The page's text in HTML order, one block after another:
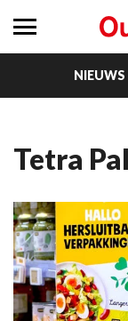
NIEUWS
tetra